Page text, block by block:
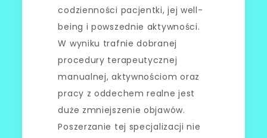
codzienności pacjentki, jej well-
being i powszednie aktywności.
W wyniku trafnie dobranej
procedury terapeutycznej
manualnej, aktywnościom oraz
pracy z oddechem realne jest
duże zmniejszenie objawów.
Poszerzanie tej specjalizacji nie